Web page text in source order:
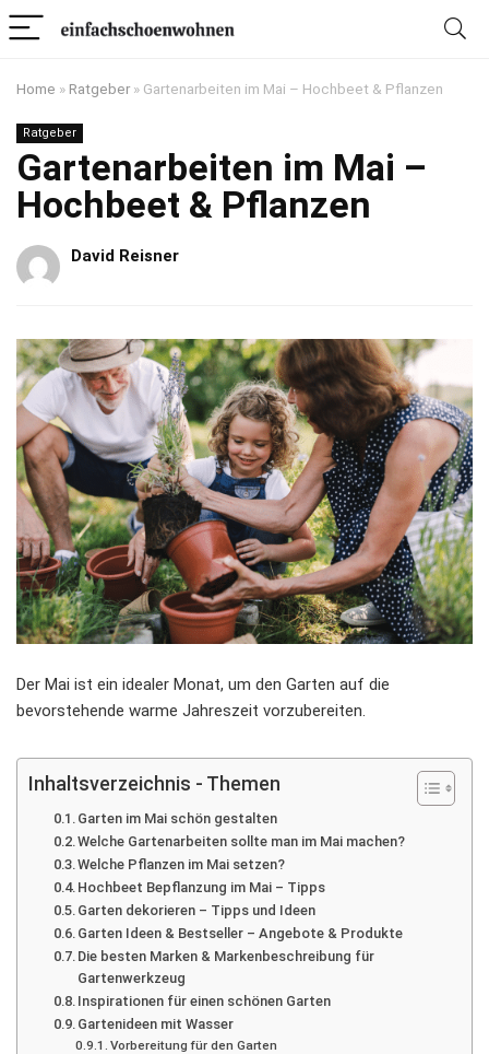
Home » Ratgeber» Gartenarbeiten im Mai – Hochbeet & Pflanzen
Ratgeber
Gartenarbeiten im Mai –
Hochbeet & Pflanzen
David Reisner
Der Mai ist ein idealer Monat, um den Garten auf die
bevorstehende warme Jahreszeit vorzubereiten.
Inhaltsverzeichnis - Themen
Garten im Mai schön gestalten
Welche Gartenarbeiten sollte man im Mai machen?
Welche Pflanzen im Mai setzen?
Hochbeet Bepflanzung im Mai – Tipps
Garten dekorieren – Tipps und Ideen
Garten Ideen & Bestseller – Angebote & Produkte
Die besten Marken & Markenbeschreibung für
Gartenwerkzeug
Inspirationen für einen schönen Garten
Gartenideen mit Wasser
Vorbereitung für den Garten